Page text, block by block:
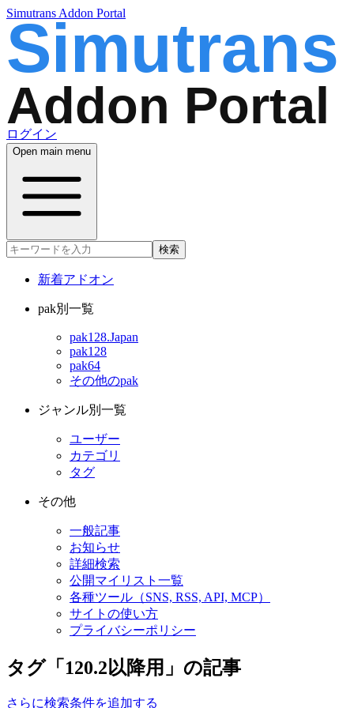
Simutrans Addon Portal
ログイン
Open main menu
検索
新着アドオン
pak別一覧
pak128.Japan
pak128
pak64
その他のpak
ジャンル別一覧
ユーザー
カテゴリ
タグ
その他
一般記事
お知らせ
詳細検索
公開マイリスト一覧
各種ツール（SNS, RSS, API, MCP）
サイトの使い方
プライバシーポリシー
タグ「120.2以降用」の記事
さらに検索条件を追加する